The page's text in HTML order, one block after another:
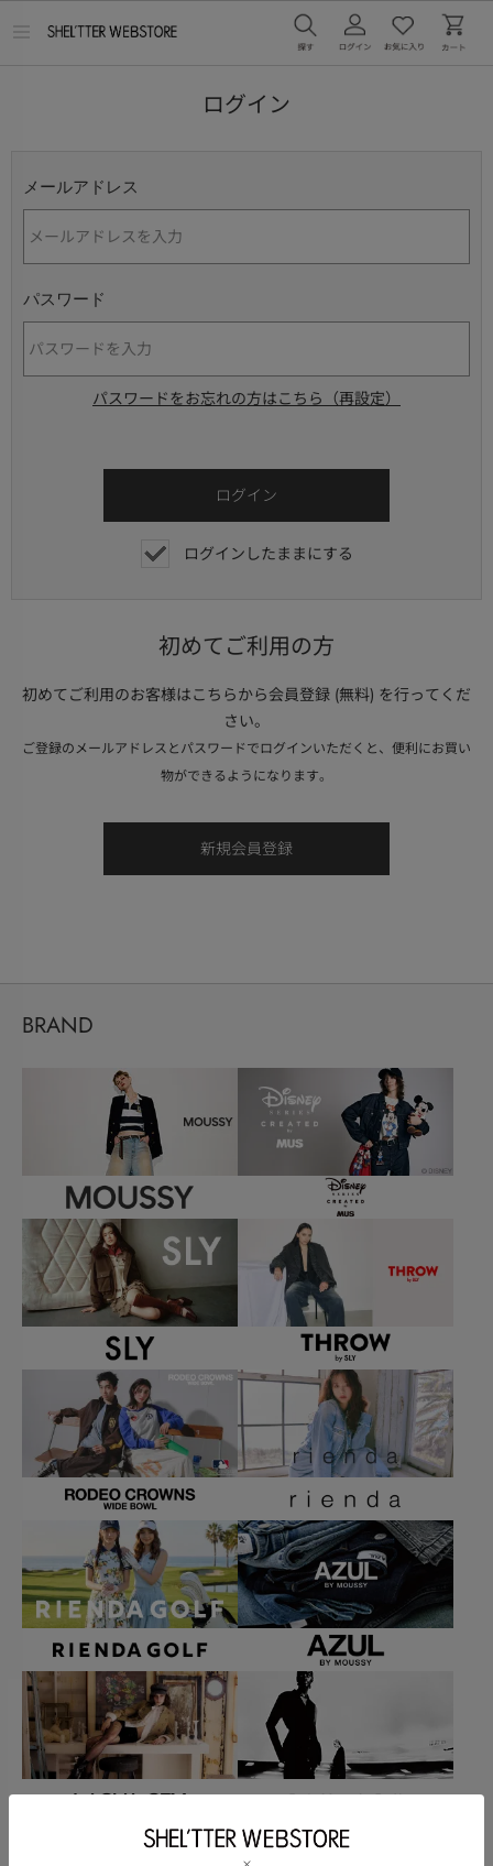
ログイン
メールアドレス
パスワード
パスワードをお忘れの方はこちら（再設定）
ログインしたままにする
初めてご利用の方
初めてご利用のお客様はこちらから会員登録 (無料) を行ってくだ
さい。
ご登録のメールアドレスとパスワードでログインいただくと、便利にお買い
物ができるようになります。
BRAND